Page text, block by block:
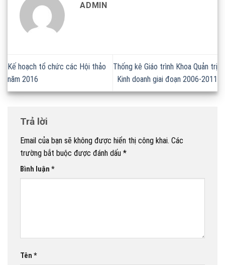
ADMIN
Kế hoạch tổ chức các Hội thảo
năm 2016
Thống kê Giáo trình Khoa Quản trị
Kinh doanh giai đoạn 2006-2011
Trả lời
Email của bạn sẽ không được hiển thị công khai. Các
trường bắt buộc được đánh dấu *
Bình luận *
Tên *